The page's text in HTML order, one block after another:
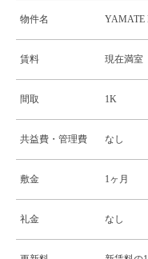
物件名 YAMATE
賃料 現在満室
間取 1K
共益費・管理費 なし
敷金 1ヶ月
礼金 なし